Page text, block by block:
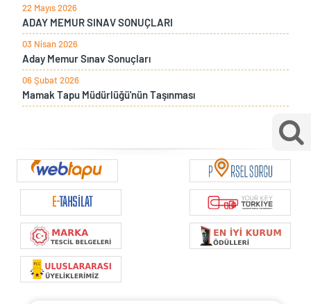
22 Mayıs 2026
ADAY MEMUR SINAV SONUÇLARI
03 Nisan 2026
Aday Memur Sınav Sonuçları
06 Şubat 2026
Mamak Tapu Müdürlüğü'nün Taşınması